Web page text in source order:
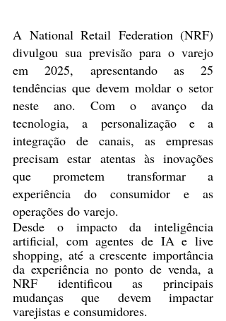
A National Retail Federation (NRF)
divulgou sua previsão para o varejo
em 2025, apresentando as 25
tendências que devem moldar o setor
neste ano. Com o avanço da
tecnologia, a personalização e a
integração de canais, as empresas
precisam estar atentas às inovações
que prometem transformar a
experiência do consumidor e as
operações do varejo.
Desde o impacto da inteligência
artificial, com agentes de IA e live
shopping, até a crescente importância
da experiência no ponto de venda, a
NRF identificou as principais
mudanças que devem impactar
varejistas e consumidores.